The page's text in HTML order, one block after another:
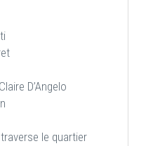
D’Angelo
le quartier